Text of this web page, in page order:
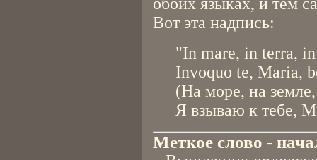
Вот эта надпись:
"In mare, in terra,
Invoquo te, Maria,
(На море, на
Я взываю к тебе,
Меткое слово -